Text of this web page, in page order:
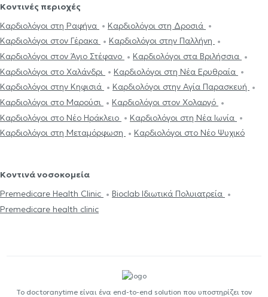
Κοντινές περιοχές
Καρδιολόγοι στη Ραφήνα
Καρδιολόγοι στη Δροσιά
Καρδιολόγοι στον Γέρακα
Καρδιολόγοι στην Παλλήνη
Καρδιολόγοι στον Άγιο Στέφανο
Καρδιολόγοι στα Βριλήσσια
Καρδιολόγοι στο Χαλάνδρι
Καρδιολόγοι στη Νέα Ερυθραία
Καρδιολόγοι στην Κηφισιά
Καρδιολόγοι στην Αγία Παρασκευή
Καρδιολόγοι στο Μαρούσι
Καρδιολόγοι στον Χολαργό
Καρδιολόγοι στο Νέο Ηράκλειο
Καρδιολόγοι στη Νέα Ιωνία
Καρδιολόγοι στη Μεταμόρφωση
Καρδιολόγοι στο Νέο Ψυχικό
Κοντινά νοσοκομεία
Premedicare Health Clinic
Bioclab Ιδιωτικά Πολυιατρεία
Premedicare health clinic
Το doctoranytime είναι ένα end-to-end solution που υποστηρίζει τον